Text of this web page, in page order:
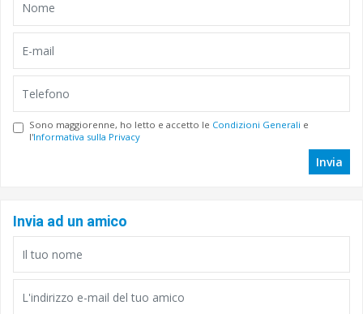
Sono maggiorenne, ho letto e accetto le Condizioni Generali e
l'Informativa sulla Privacy
Invia
Invia ad un amico